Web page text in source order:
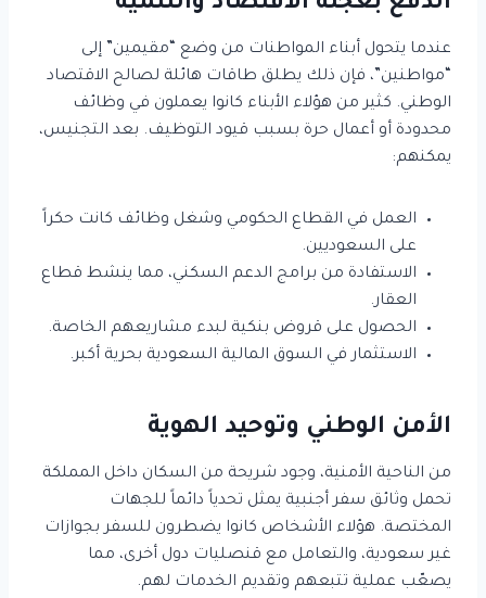
عندما يتحول أبناء المواطنات من وضع “مقيمين” إلى
“مواطنين”، فإن ذلك يطلق طاقات هائلة لصالح الاقتصاد
الوطني. كثير من هؤلاء الأبناء كانوا يعملون في وظائف
محدودة أو أعمال حرة بسبب قيود التوظيف. بعد التجنيس،
يمكنهم:
العمل في القطاع الحكومي وشغل وظائف كانت حكراً
على السعوديين.
الاستفادة من برامج الدعم السكني، مما ينشط قطاع
العقار.
الحصول على قروض بنكية لبدء مشاريعهم الخاصة.
الاستثمار في السوق المالية السعودية بحرية أكبر.
الأمن الوطني وتوحيد الهوية
من الناحية الأمنية، وجود شريحة من السكان داخل المملكة
تحمل وثائق سفر أجنبية يمثل تحدياً دائماً للجهات
المختصة. هؤلاء الأشخاص كانوا يضطرون للسفر بجوازات
غير سعودية، والتعامل مع قنصليات دول أخرى، مما
يصعّب عملية تتبعهم وتقديم الخدمات لهم.